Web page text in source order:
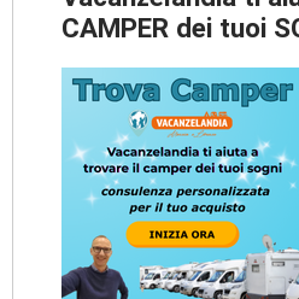
CAMPER dei tuoi